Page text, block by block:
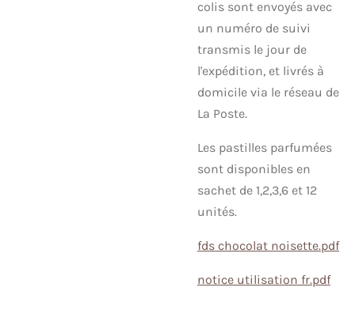
colis sont envoyés avec
un numéro de suivi
transmis le jour de
l'expédition, et livrés à
domicile via le réseau de
La Poste.
Les pastilles parfumées
sont disponibles en
sachet de 1,2,3,6 et 12
unités.
fds chocolat noisette.pdf
notice utilisation fr.pdf